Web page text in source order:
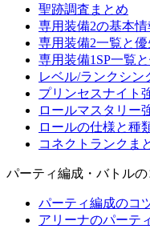
聖跡調査まとめ
専用装備2の基本情
専用装備2一覧と
専用装備1SP一覧
レベル/ランクシン
プリンセスナイト
ロールマスタリー
ロールの仕様と種
コネクトランクま
パーティ編成・バトルの
パーティ編成のコ
アリーナのパーテ